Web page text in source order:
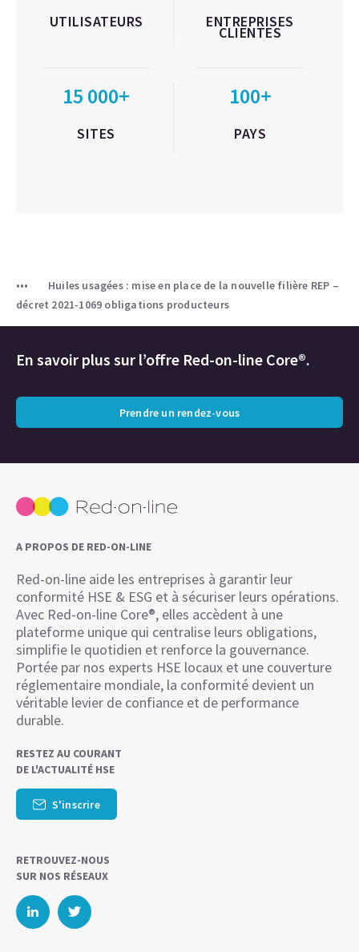
UTILISATEURS ENTREPRISES
CLIENTES
15 000+
SITES
100+
PAYS
Huiles usagées : mise en place de la nouvelle filière REP –
décret 2021-1069 obligations producteurs
En savoir plus sur l’offre Red-on-line Core®.
Prendre un rendez-vous
A PROPOS DE RED-ON-LINE
Red-on-line aide les entreprises à garantir leur
conformité HSE & ESG et à sécuriser leurs opérations.
Avec Red-on-line Core®, elles accèdent à une
plateforme unique qui centralise leurs obligations,
simplifie le quotidien et renforce la gouvernance.
Portée par nos experts HSE locaux et une couverture
réglementaire mondiale, la conformité devient un
véritable levier de confiance et de performance
durable.
RESTEZ AU COURANT
DE L'ACTUALITÉ HSE
S'inscrire
RETROUVEZ-NOUS
SUR NOS RÉSEAUX